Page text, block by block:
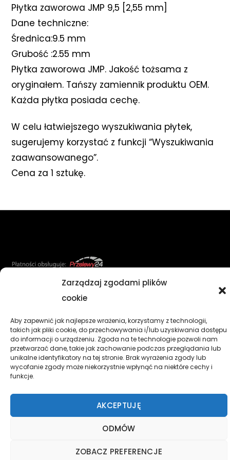
Zarządzaj zgodami plików
cookie
Aby zapewnić jak najlepsze wrażenia, korzystamy z technologii,
takich jak pliki cookie, do przechowywania i/lub uzyskiwania dostępu
do informacji o urządzeniu. Zgoda na te technologie pozwoli nam
przetwarzać dane, takie jak zachowanie podczas przeglądania lub
unikalne identyfikatory na tej stronie. Brak wyrażenia zgody lub
wycofanie zgody może niekorzystnie wpłynąć na niektóre cechy i
funkcje.
AKCEPTUJĘ
ODMÓW
ZOBACZ PREFERENCJE
Płytka zaworowa JMP 9,5 [2,55 mm]
Dane techniczne:
Średnica:9.5 mm
Grubość :2.55 mm
Płytka zaworowa JMP. Jakość tożsama z
oryginałem. Tańszy zamiennik produktu OEM.
Każda płytka posiada cechę.
W celu łatwiejszego wyszukiwania płytek,
sugerujemy korzystać z funkcji “Wyszukiwania
zaawansowanego”.
Cena za 1 sztukę.
KASKI I GOGLE NARZĘDZIA ODZIEŻ OPONY DĘTKI
Regulamin
Kontakt Koszyk
Wykonujemy naprawy motocykli, skuterów, quadów
wszystkich popularnych marek. Oferujemy szeroki zakres
- Wszelkie prawa zastrzeżone.